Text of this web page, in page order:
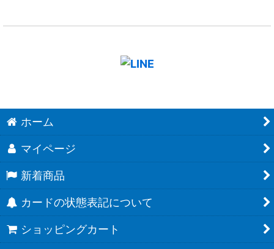
ホーム
マイページ
新着商品
カードの状態表記について
ショッピングカート